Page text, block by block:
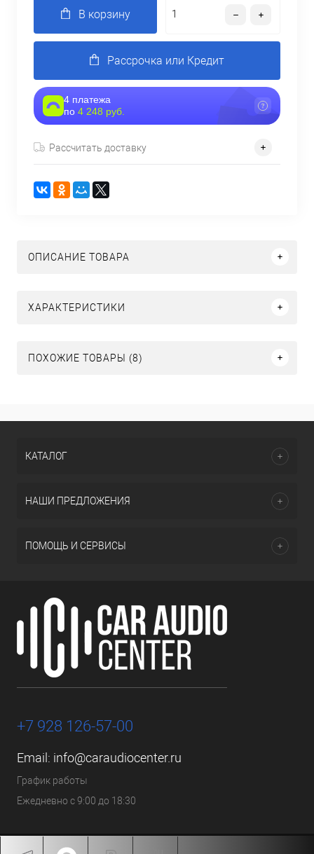
В корзину
Рассрочка или Кредит
4 платежа
по 4 248 руб.
Рассчитать доставку
ОПИСАНИЕ ТОВАРА
ХАРАКТЕРИСТИКИ
ПОХОЖИЕ ТОВАРЫ (8)
КАТАЛОГ
НАШИ ПРЕДЛОЖЕНИЯ
ПОМОЩЬ И СЕРВИСЫ
+7 928 126-57-00
Email: info@caraudiocenter.ru
График работы
Ежедневно с 9:00 до 18:30